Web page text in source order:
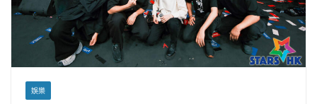
娛樂